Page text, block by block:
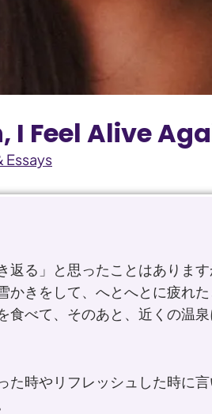
I Feel Alive
Essays
返る」と思ったことはありま
かきをして、へとへとに疲れ
食べて、そのあと、近くの温
た時やリフレッシュした時に